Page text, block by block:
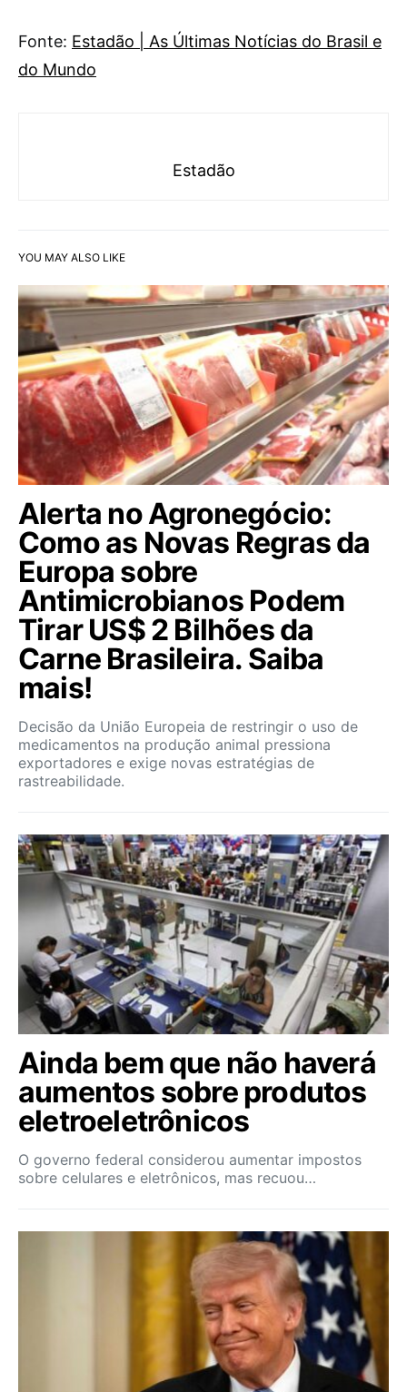
Fonte: Estadão | As Últimas Notícias do Brasil e
do Mundo
Estadão
YOU MAY ALSO LIKE
Alerta no Agronegócio:
Como as Novas Regras da
Europa sobre
Antimicrobianos Podem
Tirar US$ 2 Bilhões da
Carne Brasileira. Saiba
mais!
Decisão da União Europeia de restringir o uso de
medicamentos na produção animal pressiona
exportadores e exige novas estratégias de
rastreabilidade.
Ainda bem que não haverá
aumentos sobre produtos
eletroeletrônicos
O governo federal considerou aumentar impostos
sobre celulares e eletrônicos, mas recuou…